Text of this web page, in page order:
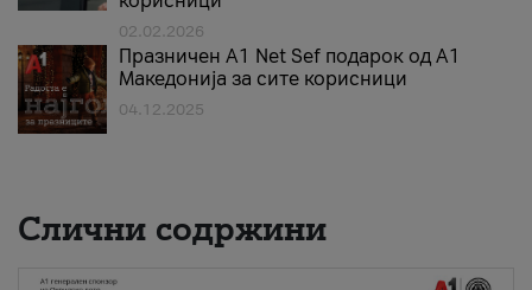
02.02.2026
Празничен A1 Net Sеf подарок од А1
Македонија за сите корисници
04.12.2025
Слични содржини